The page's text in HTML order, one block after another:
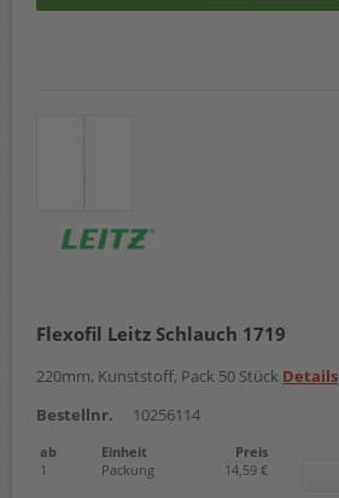
Flexofil Leitz Schlauch 1719
220mm, Kunststoff, Pack 50 Stück Details
Bestellnr.
10256114
ab Einheit
Preis
1
Packung 14,59 €